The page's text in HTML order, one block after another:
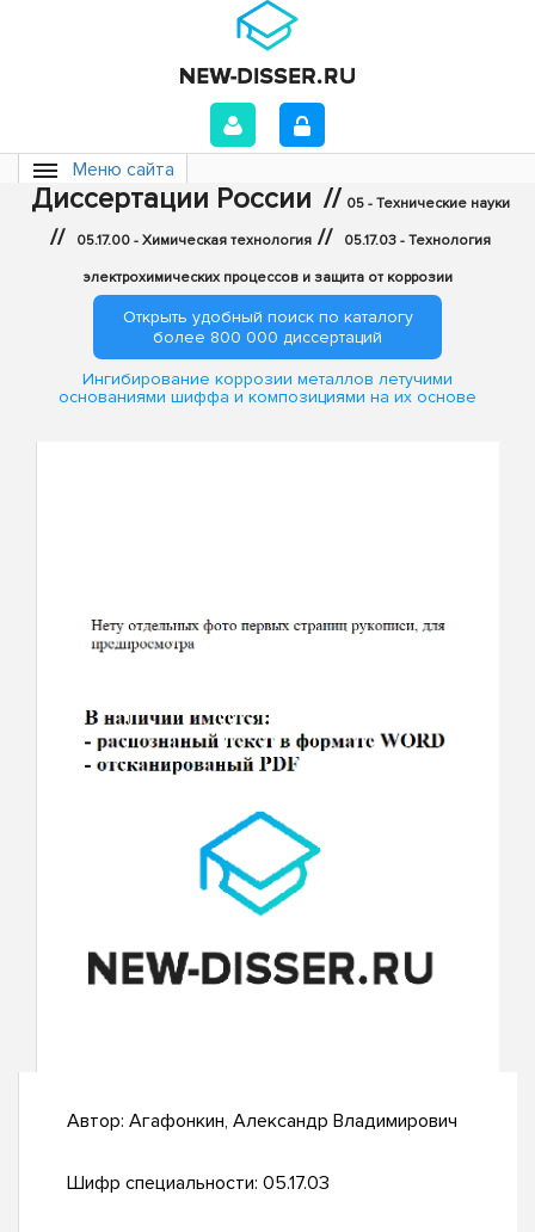
Меню сайта
Диссертации России // 05 - Технические науки
// 05.17.00 - Химическая технология // 05.17.03 - Технология
электрохимических процессов и защита от коррозии
Открыть удобный поиск по каталогу
более 800 000 диссертаций
Ингибирование коррозии металлов летучими
основаниями шиффа и композициями на их основе
Автор: Агафонкин, Александр Владимирович
Шифр специальности: 05.17.03